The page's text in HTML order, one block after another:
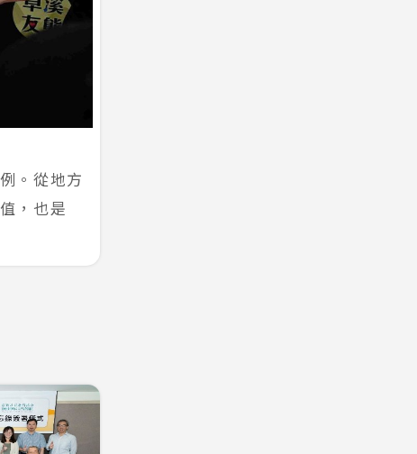
。從地方
，也是